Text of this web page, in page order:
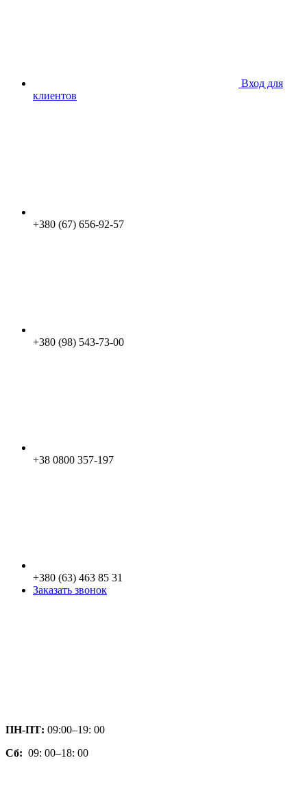
Вход для
клиентов
+380 (67) 656-92-57
+380 (98) 543-73-00
+38 0800 357-197
+380 (63) 463 85 31
Заказать звонок
ПН-ПТ: 09:00–19: 00
Сб: 09: 00–18: 00